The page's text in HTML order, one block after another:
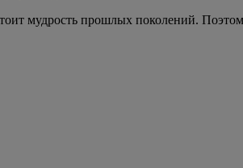
мудрость прошлых поколений.